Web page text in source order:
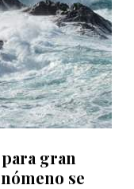
gran
se